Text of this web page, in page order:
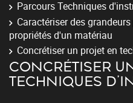
Parcours Techniques
Caractériser des
propriétés d'un matériau
Concrétiser un projet en
CONCRÉTISER
TECHNIQUES